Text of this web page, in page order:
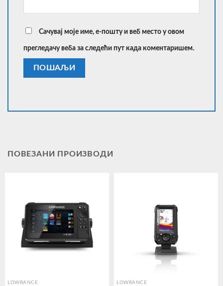
Сачувај моје име, е-пошту и веб место у овом
прегледачу веба за следећи пут када коментаришем.
ПОВЕЗАНИ ПРОИЗВОДИ
LOWRANCE LOWRANCE